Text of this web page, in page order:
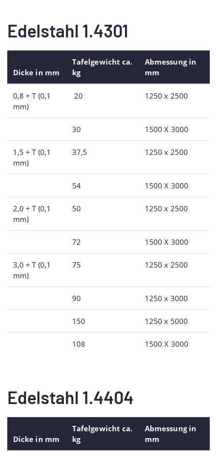
Edelstahl 1.4301
Dicke in mm
Tafelgewicht ca.
kg
Abmessung in
mm
0,8 + T (0,1
mm)
20 1250 x 2500
30 1500 X 3000
1,5 + T (0,1
mm)
37,5 1250 x 2500
54 1500 X 3000
2,0 + T (0,1
mm)
50 1250 x 2500
72 1500 X 3000
3,0 + T (0,1
mm)
75 1250 x 2500
90 1250 x 3000
150 1250 x 5000
108 1500 X 3000
Edelstahl 1.4404
Dicke in mm
Tafelgewicht ca.
kg
Abmessung in
mm